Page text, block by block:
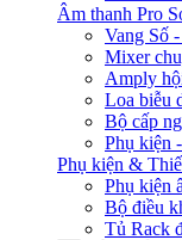
Âm thanh Pro
Vang Số
Mixer
Amply
Loa biễu
Bộ cấp
Phụ kiện
Phụ kiện &
Phụ kiện
Bộ điều
Tủ Rack